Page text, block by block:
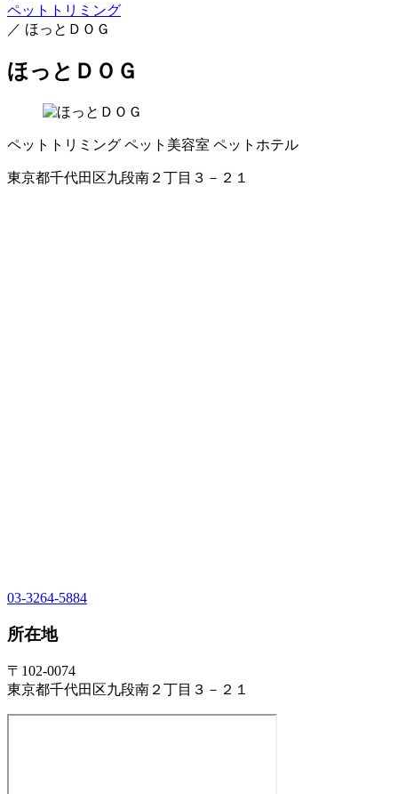
ペットトリミング
／ ほっとＤＯＧ
ほっとＤＯＧ
ペットトリミング ペット美容室 ペットホテル
東京都千代田区九段南２丁目３－２１
03-3264-5884
所在地
〒102-0074
東京都千代田区九段南２丁目３－２１